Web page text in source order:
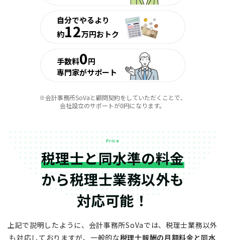
自分でやるより
約12万円おトク
手数料0円
専門家がサポート
※会計事務所SoVaと顧問契約をしていただくことで、
会社設立のサポートが0円になります。
Price
税理士と同水準の料金
から税理士業務以外も
対応可能！
上記で説明したように、会計事務所SoVaでは、税理士業務以外
も対応しておりますが、 一般的な税理士報酬の月額料金と同水